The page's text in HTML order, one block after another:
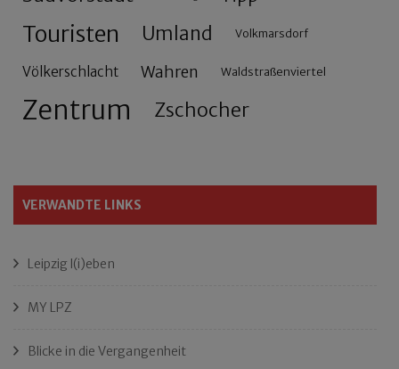
Touristen Umland Volkmarsdorf
Völkerschlacht Wahren Waldstraßenviertel
Zentrum Zschocher
VERWANDTE LINKS
Leipzig l(i)eben
MY LPZ
Blicke in die Vergangenheit